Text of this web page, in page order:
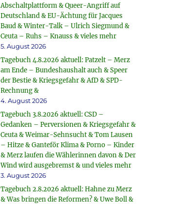
Abschaltplattform & Queer-Angriff auf
Deutschland & EU-Ächtung für Jacques
Baud & Winter-Talk – Ulrich Siegmund &
Ceuta – Ruhs – Knauss & vieles mehr
5. August 2026
Tagebuch 4.8.2026 aktuell: Patzelt – Merz
am Ende – Bundeshaushalt auch & Speer
der Bestie & Kriegsgefahr & AfD & SPD-
Rechnung &
4. August 2026
Tagebuch 3.8.2026 aktuell: CSD –
Gedanken – Perversionen & Kriegsgefahr &
Ceuta & Weimar-Sehnsucht & Tom Lausen
– Hitze & Ganteför Klima & Porno – Kinder
& Merz laufen die Wählerinnen davon & Der
Wind wird ausgebremst & und vieles mehr
3. August 2026
Tagebuch 2.8.2026 aktuell: Hahne zu Merz
& Was bringen die Reformen? & Uwe Boll &